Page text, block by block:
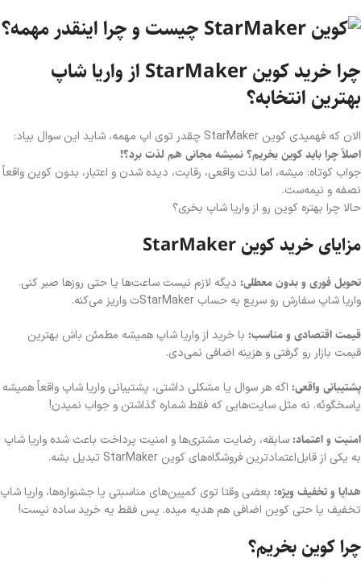
چرا خرید کوین StarMaker از واریا شاپ
بهترین انتخابه؟
الان که فهمیدی کوین StarMaker چقدر توی اپ مهمه، شاید این سوال بیاد:
اصلاً چرا باید کوین بخریم؟ نمیشه مجانی هم لذت برد؟!
جواب کوتاه: میشه، اما لذت واقعی، رقابت، دیده شدن و اعتبار، بدون کوین واقعاً
نصفه و نیمه‌ست.
حالا چرا بهتره کوین رو از واریا شاپ بخری؟
مزایای خرید کوین StarMaker
تحویل فوری و بدون معطلی: دیگه لازم نیست ساعت‌ها یا حتی روزها صبر کنی.
واریا شاپ سفارش رو سریع به حساب StarMakerت واریز می‌کنه.
قیمت اقتصادی و مناسب: با خرید از واریا شاپ همیشه مطمئن باش بهترین
قیمت بازار رو گرفتی و هزینه اضافی نمی‌دی.
پشتیبانی واقعی: اگه هر سوال یا مشکلی داشتی، پشتیبانی واریا شاپ واقعاً همیشه
پاسخگوئه. نه مثل سایت‌هایی که فقط شماره گذاشتن و جواب نمیدن!
امنیت و اعتماد:سابقه، رضایت مشتری‌ها و امنیت پرداخت باعث شده واریا شاپ
به یکی از قابل‌اعتمادترین فروشگاه‌های کوین StarMaker تبدیل بشه.
هدایا و تخفیف ویژه: بعضی وقتا توی کمپین‌های مناسبتی یا جشنواره‌ها، واریا شاپ
تخفیف یا حتی کوین اضافی هم هدیه میده. پس فقط یه خرید ساده نیست!
چرا کوین بخریم؟